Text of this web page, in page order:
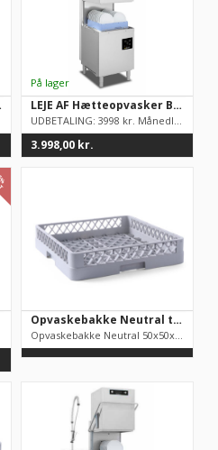
LEJE AF Hætteopvasker BASIC. Udbetaling 3998 kr. / mdr. leje 498 kr. OBS Skal køre med vandbehandling ellers ophører garantien.
3.998,00 kr.
Opvaskebakke Neutral til industriopvasker
Opvaskebakke Neutral 50x50x10 cmFås også til tallerkener og gl...